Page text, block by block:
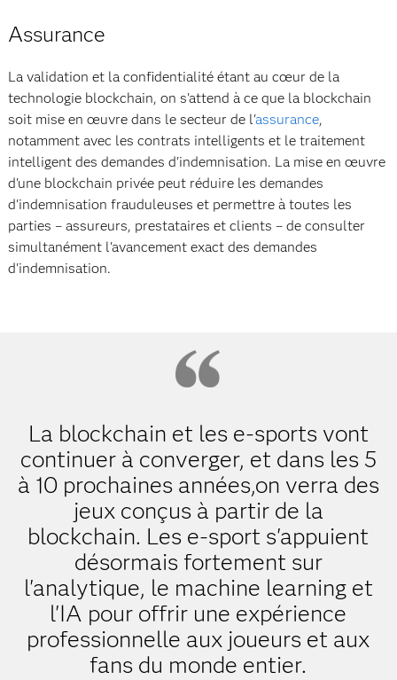
Assurance
La validation et la confidentialité étant au cœur de la
technologie blockchain, on s'attend à ce que la blockchain
soit mise en œuvre dans le secteur de l'assurance,
notamment avec les contrats intelligents et le traitement
intelligent des demandes d'indemnisation. La mise en œuvre
d'une blockchain privée peut réduire les demandes
d'indemnisation frauduleuses et permettre à toutes les
parties – assureurs, prestataires et clients – de consulter
simultanément l'avancement exact des demandes
d'indemnisation.
La blockchain et les e-sports vont
continuer à converger, et dans les 5
à 10 prochaines années,on verra des
jeux conçus à partir de la
blockchain. Les e-sport s'appuient
désormais fortement sur
l'analytique, le machine learning et
l'IA pour offrir une expérience
professionnelle aux joueurs et aux
fans du monde entier.